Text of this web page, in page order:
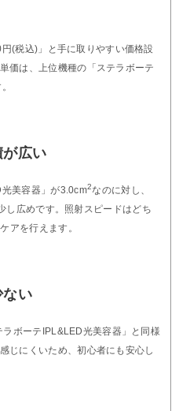
(税込)」と手に取りやすい価格設
価は、上位機種の「ステラボーテ
が広い
美容器」が3.0cm2なのに対し、
し広めです。照射スピードはどち
アを行えます。
ない
ラボーテIPL&LED光美容器」と同様
じにくいため、初心者にも安心し